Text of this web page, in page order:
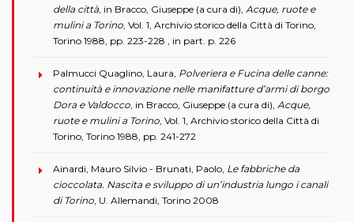
della città , in Bracco, Giuseppe (a cura di), Acque, ruote e
mulini a Torino , Vol. 1, Archivio storico della Città di Torino,
Torino 1988, pp. 223-228 , in part. p. 226
Palmucci Quaglino, Laura, Polveriera e Fucina delle canne:
continuità e innovazione nelle manifatture d’armi di borgo
Dora e Valdocco , in Bracco, Giuseppe (a cura di), Acque,
ruote e mulini a Torino , Vol. 1, Archivio storico della Città di
Torino, Torino 1988, pp. 241-272
Ainardi, Mauro Silvio - Brunati, Paolo, Le fabbriche da
cioccolata. Nascita e sviluppo di un’industria lungo i canali
di Torino , U. Allemandi, Torino 2008